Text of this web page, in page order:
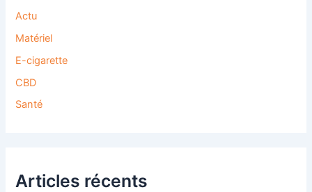
r
:
Actu
Matériel
E-cigarette
CBD
Santé
Articles récents